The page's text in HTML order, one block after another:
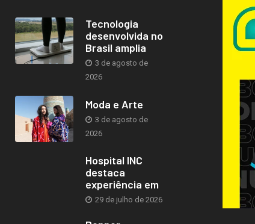
Tecnologia
desenvolvida no
Brasil amplia
3 de agosto de
2026
Moda e Arte
3 de agosto de
2026
Hospital INC
destaca
experiência em
29 de julho de 2026